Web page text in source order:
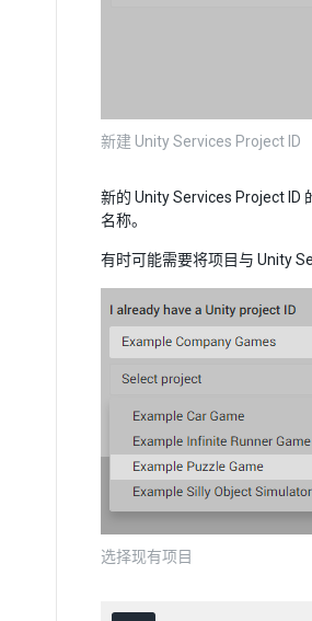
新建 Unity Services Project ID
新的 Unity Services Project ID
名称。
有时可能需要将项目与 Unity
选择现有项目